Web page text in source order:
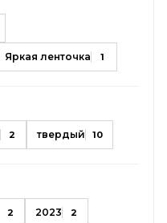
Яркая ленточка 1
2 твердый 10
2 2023 2